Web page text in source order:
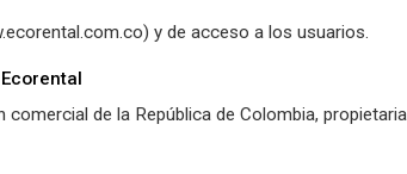
y de acceso a los usuarios.
de la República de Colombia,